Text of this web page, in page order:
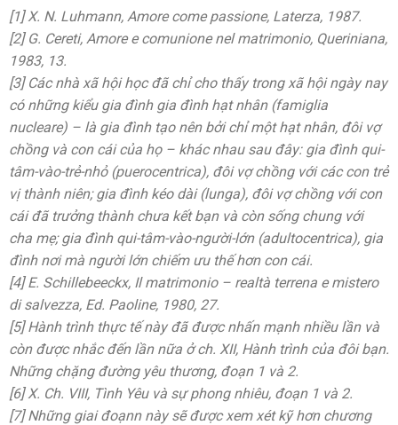
[1] X. N. Luhmann, Amore come passione, Laterza, 1987.
[2] G. Cereti, Amore e comunione nel matrimonio, Queriniana,
1983, 13.
[3] Các nhà xã hội học đã chỉ cho thấy trong xã hội ngày nay
có những kiểu gia đình gia đình hạt nhân (famiglia
nucleare) – là gia đình tạo nên bởi chỉ một hạt nhân, đôi vợ
chồng và con cái của họ – khác nhau sau đây: gia đình qui-
tâm-vào-trẻ-nhỏ (puerocentrica), đôi vợ chồng với các con trẻ
vị thành niên; gia đình kéo dài (lunga), đôi vợ chồng với con
cái đã trưởng thành chưa kết bạn và còn sống chung với
cha mẹ; gia đình qui-tâm-vào-người-lớn (adultocentrica), gia
đình nơi mà người lớn chiếm ưu thế hơn con cái.
[4] E. Schillebeeckx, Il matrimonio – realtà terrena e mistero
di salvezza, Ed. Paoline, 1980, 27.
[5] Hành trình thực tế này đã được nhấn mạnh nhiều lần và
còn được nhắc đến lần nữa ở ch. XII, Hành trình của đôi bạn.
Những chặng đường yêu thương, đoạn 1 và 2.
[6] X. Ch. VIII, Tình Yêu và sự phong nhiêu, đoạn 1 và 2.
[7] Những giai đoạnn này sẽ được xem xét kỹ hơn chương